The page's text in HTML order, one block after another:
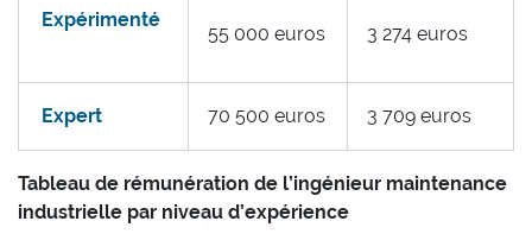
Expérimenté
55 000 euros 3 274 euros
Expert 70 500 euros 3 709 euros
Tableau de rémunération de l’ingénieur maintenance
industrielle par niveau d’expérience